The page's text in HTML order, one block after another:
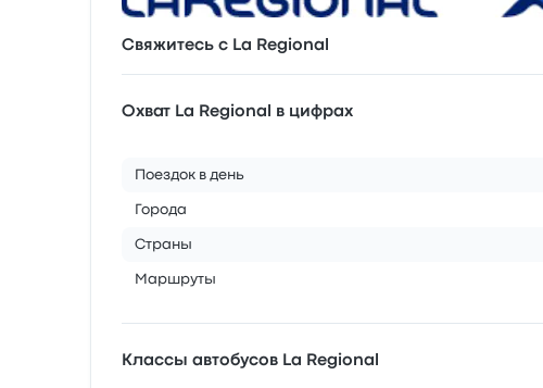
Свяжитесь с La Regional
Охват La Regional в цифрах
Поездок в день
Города
Страны
Маршруты
Классы автобусов La Regional